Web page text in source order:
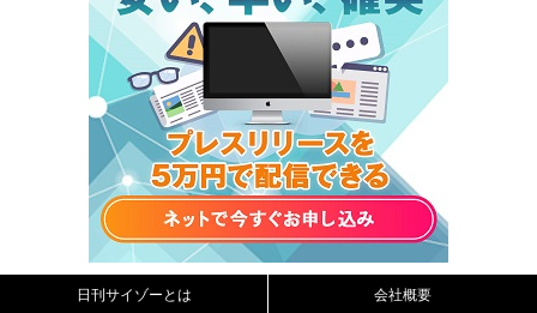
日刊サイゾーとは 会社概要